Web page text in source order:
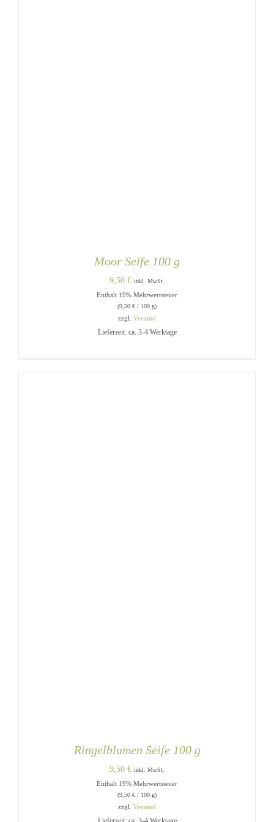
Moor Seife 100 g
9,50 € inkl. MwSt.
Enthält 19% Mehrwertsteuer
(9,50 € / 100 g)
zzgl. Versand
Lieferzeit: ca. 3-4 Werktage
Ringelblumen Seife 100 g
9,50 € inkl. MwSt.
Enthält 19% Mehrwertsteuer
(9,50 € / 100 g)
zzgl. Versand